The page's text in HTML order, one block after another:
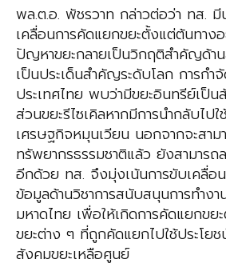
พล.ต.อ. พัชรวาท กล่าวต่อว่า ทส. มี
เคลื่อนการคัดแยกขยะตั้งแต่ต้นทาง
ปัญหาขยะกลายเป็นวิกฤติสำคัญด้า
เป็นประเด็นสำคัญระดับโลก การกำ
ประเทศไทย พบว่ามีขยะอินทรีย์เป็
ส่วนขยะรีไซเคิลหากมีการนำกลับไป
เศรษฐกิจหมุนเวียน นอกจากจะสาม
ทรัพยากรธรรมชาติแล้ว ยังสามารถ
อีกด้วย ทส. จึงมุ่งเน้นการขับเคลื่อน
ข้อมูลด้านวิชาการสนับสนุนการทำง
มหาดไทย เพื่อให้เกิดการคัดแยกขย
ขยะต่าง ๆ ที่ถูกคัดแยกไปใช้ประโย
สังคมขยะเหลือศูนย์